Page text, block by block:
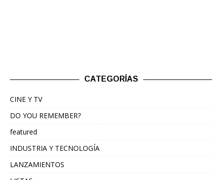
CATEGORÍAS
CINE Y TV
DO YOU REMEMBER?
featured
INDUSTRIA Y TECNOLOGÍA
LANZAMIENTOS